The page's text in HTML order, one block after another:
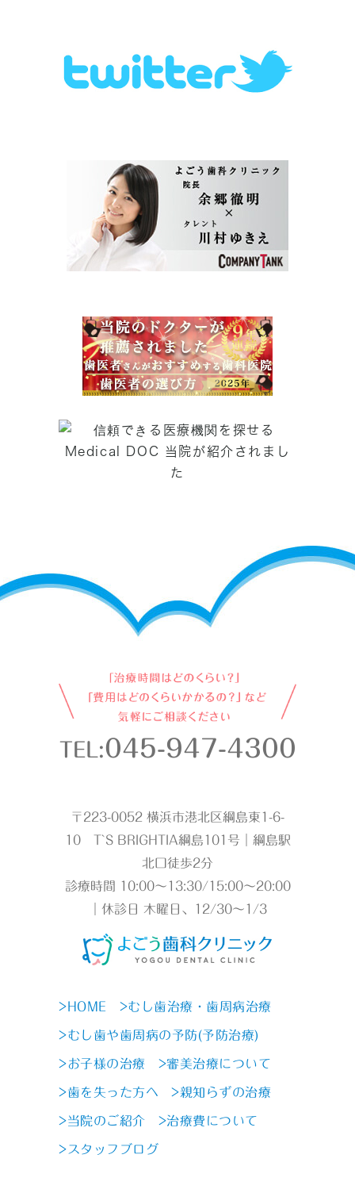
TEL:045-947-4300
〒223-0052 横浜市港北区綱島東1-6-
10 T`S BRIGHTIA綱島101号｜綱島駅
北口徒歩2分
診療時間 10:00～13:30/15:00～20:00
｜休診日 木曜日、12/30～1/3
>HOME >むし歯治療・歯周病治療
>むし歯や歯周病の予防(予防治療)
>お子様の治療 >審美治療について
>歯を失った方へ >親知らずの治療
>当院のご紹介 >治療費について
>スタッフブログ